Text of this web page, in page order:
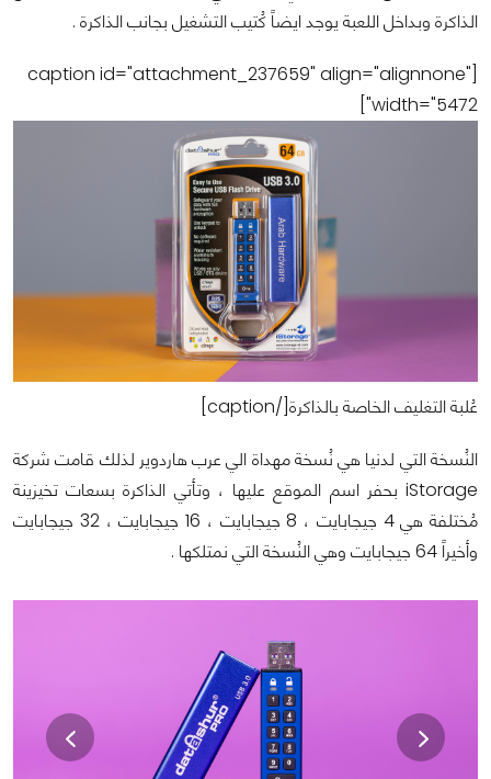
الذاكرة وبداخل اللعبة يوجد ايضاً كُتيب التشغيل بجانب الذاكرة .
[caption id="attachment_237659" align="alignnone"
width="5472"]
عُلبة التغليف الخاصة بالذاكرة[/caption]
النُسخة التي لدنيا هي نُسخة مهداة الي عرب هاردوير لذلك قامت شركة
iStorage بحفر اسم الموقع عليها ، وتأتي الذاكرة بسعات تخيزينة
مُختلفة هي 4 جيجابايت ، 8 جيجابايت ، 16 جيجابايت ، 32 جيجابايت
وأخيراً 64 جيجابايت وهي النُسخة التي نمتلكها .